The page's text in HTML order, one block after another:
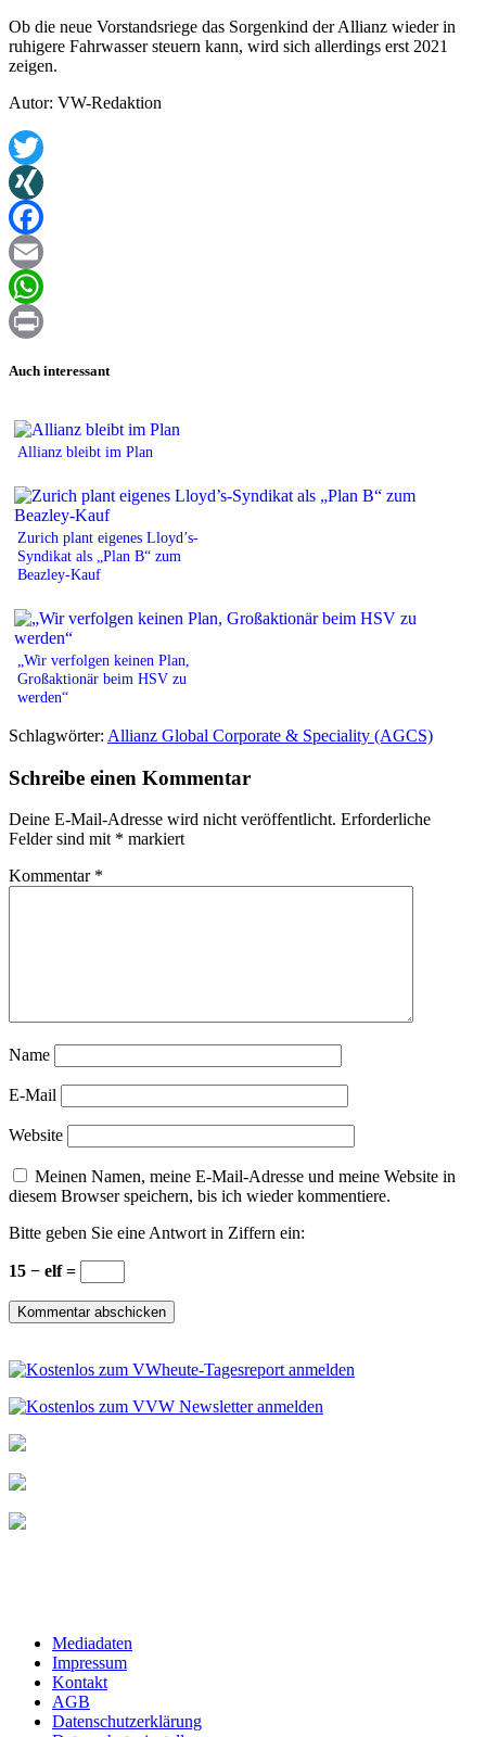
Ob die neue Vorstandsriege das Sorgenkind der Allianz wieder in
ruhigere Fahrwasser steuern kann, wird sich allerdings erst 2021
zeigen.
Autor: VW-Redaktion
Twitter
XING
Facebook
Email
WhatsApp
Auch interessant
Allianz bleibt im Plan
Zurich plant eigenes Lloyd’s-
Syndikat als „Plan B“ zum
Beazley-Kauf
„Wir verfolgen keinen Plan,
Großaktionär beim HSV zu
werden“
Schlagwörter: Allianz Global Corporate & Speciality (AGCS)
Schreibe einen Kommentar
Deine E-Mail-Adresse wird nicht veröffentlicht. Erforderliche
Felder sind mit * markiert
Kommentar *
Name
E-Mail
Website
Meinen Namen, meine E-Mail-Adresse und meine Website in
diesem Browser speichern, bis ich wieder kommentiere.
Bitte geben Sie eine Antwort in Ziffern ein:
15 − elf =
Mediadaten
Impressum
Kontakt
AGB
Datenschutzerklärung